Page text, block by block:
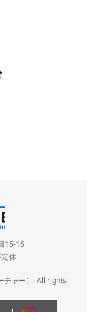
15-16
休
チャー）. All rights